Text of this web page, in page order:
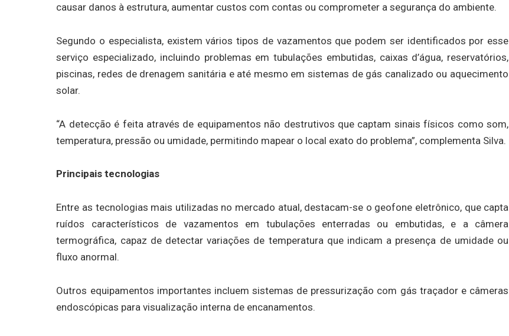
causar danos à estrutura, aumentar custos com contas ou comprometer a segurança do ambiente.
Segundo o especialista, existem vários tipos de vazamentos que podem ser identificados por esse
serviço especializado, incluindo problemas em tubulações embutidas, caixas d’água, reservatórios,
piscinas, redes de drenagem sanitária e até mesmo em sistemas de gás canalizado ou aquecimento
solar.
“A detecção é feita através de equipamentos não destrutivos que captam sinais físicos como som,
temperatura, pressão ou umidade, permitindo mapear o local exato do problema”, complementa Silva.
Principais tecnologias
Entre as tecnologias mais utilizadas no mercado atual, destacam-se o geofone eletrônico, que capta
ruídos característicos de vazamentos em tubulações enterradas ou embutidas, e a câmera
termográfica, capaz de detectar variações de temperatura que indicam a presença de umidade ou
fluxo anormal.
Outros equipamentos importantes incluem sistemas de pressurização com gás traçador e câmeras
endoscópicas para visualização interna de encanamentos.